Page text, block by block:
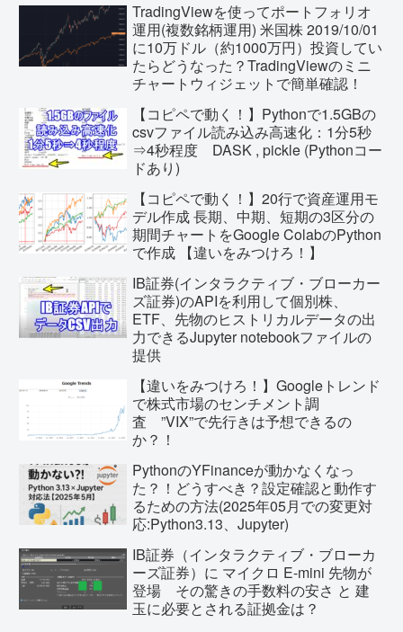
TradingViewを使ってポートフォリオ
運用(複数銘柄運用) 米国株 2019/10/01
に10万ドル（約1000万円）投資してい
たらどうなった？TradingViewのミニ
チャートウィジェットで簡単確認！
【コピペで動く！】Pythonで1.5GBの
csvファイル読み込み高速化：1分5秒
⇒4秒程度 DASK , pickle (Pythonコー
ドあり)
【コピペで動く！】20行で資産運用モ
デル作成 長期、中期、短期の3区分の
期間チャートをGoogle ColabのPython
で作成 【違いをみつけろ！】
IB証券(インタラクティブ・ブローカー
ズ証券)のAPIを利用して個別株、
ETF、先物のヒストリカルデータの出
力できるJupyter notebookファイルの
提供
【違いをみつけろ！】Googleトレンド
で株式市場のセンチメント調
査 ”VIX”で先行きは予想できるの
か？！
PythonのYFinanceが動かなくなっ
た？！どうすべき？設定確認と動作す
るための方法(2025年05月での変更対
応:Python3.13、Jupyter)
IB証券（インタラクティブ・ブローカ
ーズ証券）に マイクロ E-mini 先物が
登場 その驚きの手数料の安さ と 建
玉に必要とされる証拠金は？